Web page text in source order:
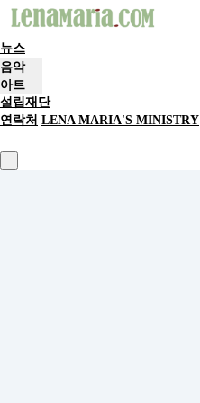
뉴스
음악
아트
설립재단
연락처 LENA MARIA'S MINISTRY